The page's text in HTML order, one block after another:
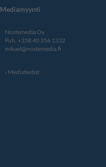
Mediamyynti
Nostemedia Oy
Puh. +358 40 356 1332
mikael@nostemedia.fi
Mediatiedot